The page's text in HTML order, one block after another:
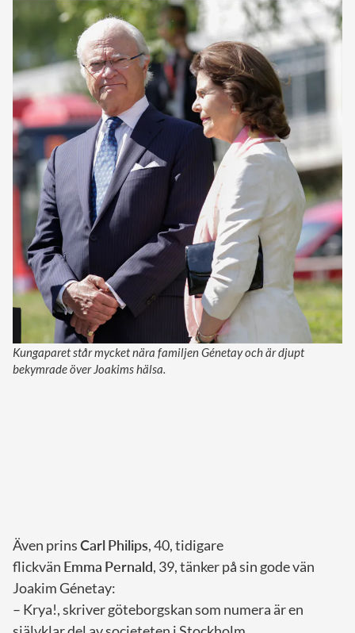
Kungaparet står mycket nära familjen Génetay och är djupt
bekymrade över Joakims hälsa.
Även prinsCarlPhilips, 40, tidigare
flickvän Emma Pernald, 39, tänker på sin gode vän
Joakim Génetay:
– Krya!, skriver göteborgskan som numera är en